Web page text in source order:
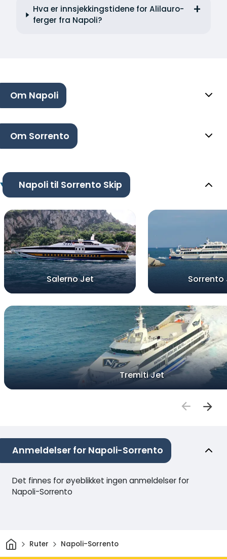
Hva er innsjekkingstidene for Alilauro-
ferger fra Napoli?
Om Napoli
Om Sorrento
Napoli til Sorrento Skip
Salerno Jet Sorrento
Tremiti Jet
Anmeldelser for Napoli-Sorrento
Det finnes for øyeblikket ingen anmeldelser for
Napoli-Sorrento
HjemRuter Napoli-Sorrento